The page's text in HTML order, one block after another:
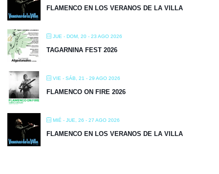
FLAMENCO EN LOS VERANOS DE LA VILLA
JUE - DOM, 20 - 23 AGO 2026
TAGARNINA FEST 2026
VIE - SÁB, 21 - 29 AGO 2026
FLAMENCO ON FIRE 2026
MIÉ - JUE, 26 - 27 AGO 2026
FLAMENCO EN LOS VERANOS DE LA VILLA